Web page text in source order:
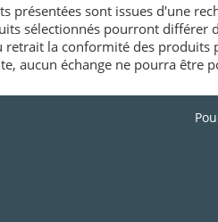
présentées sont issues d'une
sélectionnés pourront
la conformité des produits
aucun échange ne pourra être